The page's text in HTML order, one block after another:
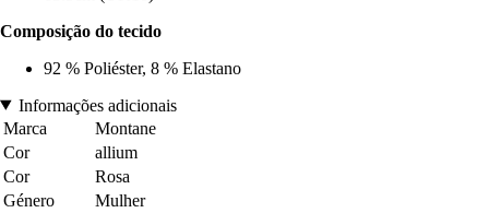
Composição do tecido
92 % Poliéster, 8 % Elastano
Informações adicionais
Marca
Montane
Cor
allium
Cor
Rosa
Género
Mulher